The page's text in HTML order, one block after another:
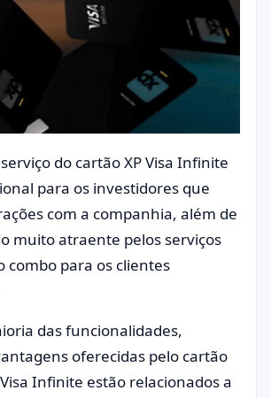
do cartão XP Visa Infinite
para os investidores que
com a companhia, além de
muito atraente pelos serviços
combo para os clientes
das funcionalidades,
oferecidas pelo cartão
Infinite estão relacionados a